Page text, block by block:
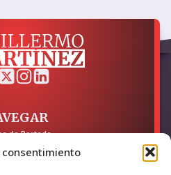
consentimiento
de Portada